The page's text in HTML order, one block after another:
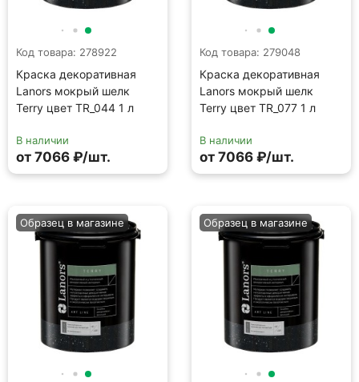
Lanors мокрый шелк
Terry цвет TR_054 1 л
Образец в магазине
В наличии
от 7066 ₽/шт.
Lanors мокрый шелк
Terry цвет TR_072 1 л
Образец в магазине
В наличии
от 7066 ₽/шт.
Образец в магазине Образец в магазине